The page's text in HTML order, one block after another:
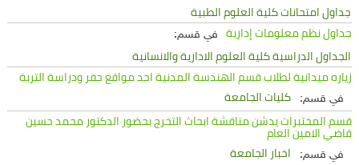
جداول امتحانات كلية العلوم الطبية
جداول نظم معلومات إدارية
في قسم:
الجداول الدراسية كلية العلوم الادارية والانسانية
زياره ميدانية لطلاب قسم الهندسة المدنية احد مواقع حفر ودراسة التربة
في قسم:
كليات الجامعة
قسم المختبرات يدشن مناقشة ابحاث التخرج بحضور الدكتور محمد حسين
قاضي الامين العام
في قسم:
اخبار الجامعة